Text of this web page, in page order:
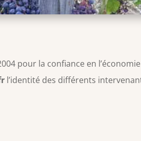
pour la confiance en
l’identité des différents